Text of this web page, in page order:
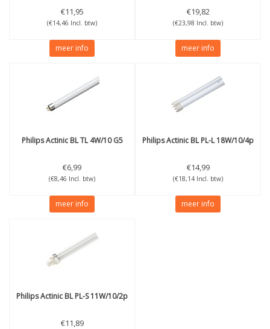
€11,95
(€14,46 Incl. btw)
meer info
€19,82
(€23,98 Incl. btw)
meer info
PhilipsActinic BL TL 4W/10 G5
€6,99
(€8,46 Incl. btw)
meer info
PhilipsActinic BL PL-L 18W/10/4p
€14,99
(€18,14 Incl. btw)
meer info
PhilipsActinic BL PL-S 11W/10/2p
€11,89